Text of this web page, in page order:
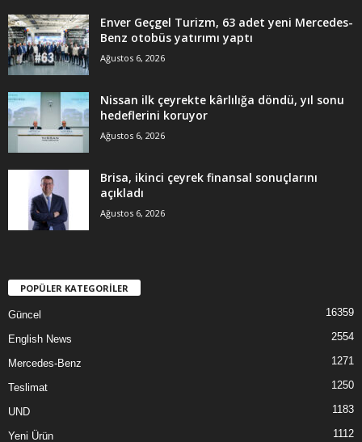
Enver Geçgel Turizm, 63 adet yeni Mercedes-
Benz otobüs yatırımı yaptı
Ağustos 6, 2026
Nissan ilk çeyrekte kârlılığa döndü, yıl sonu
hedeflerini koruyor
Ağustos 6, 2026
Brisa, ikinci çeyrek finansal sonuçlarını
açıkladı
Ağustos 6, 2026
POPÜLER KATEGORİLER
Güncel 16359
English News 2554
Mercedes-Benz 1271
Teslimat 1250
UND 1183
Yeni Ürün 1112